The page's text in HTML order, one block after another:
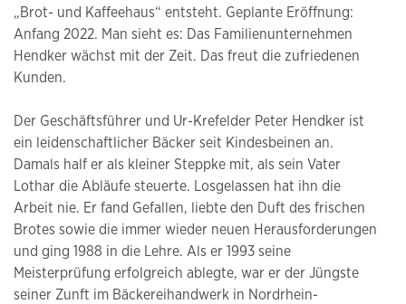
„Brot- und Kaffeehaus“ entsteht. Geplante Eröffnung:
Anfang 2022. Man sieht es: Das Familienunternehmen
Hendker wächst mit der Zeit. Das freut die zufriedenen
Kunden.
Der Geschäftsführer und Ur-Krefelder Peter Hendker ist
ein leidenschaftlicher Bäcker seit Kindesbeinen an.
Damals half er als kleiner Steppke mit, als sein Vater
Lothar die Abläufe steuerte. Losgelassen hat ihn die
Arbeit nie. Er fand Gefallen, liebte den Duft des frischen
Brotes sowie die immer wieder neuen Herausforderungen
und ging 1988 in die Lehre. Als er 1993 seine
Meisterprüfung erfolgreich ablegte, war er der Jüngste
seiner Zunft im Bäckereihandwerk in Nordrhein-